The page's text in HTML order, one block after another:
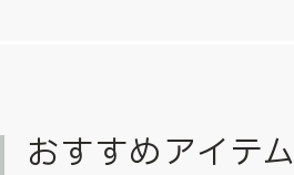
おすすめアイテム